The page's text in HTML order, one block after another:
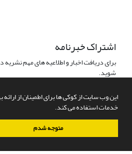
این وب سایت از کوکی ها برای اطمینان از ارائه
خدمات استفاده می کند.
متوجه شدم
اشتراک خبرنامه
برای دریافت اخبار و اطلاعیه های مهم
شوید.
سامانه مدیریت نشریات علمی.طراحی و